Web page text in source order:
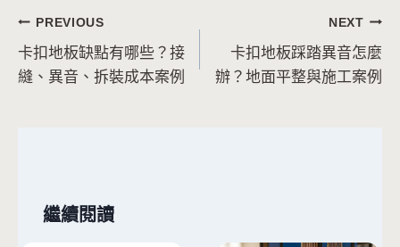
文
章
PREVIOUS
卡扣地板缺點有哪些？接
縫、異音、拆裝成本案例
NEXT
卡扣地板踩踏異音怎麼
辦？地面平整與施工案例
繼續閱讀